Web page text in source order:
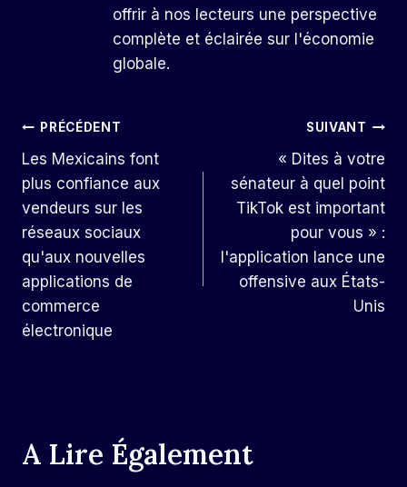
offrir à nos lecteurs une perspective
complète et éclairée sur l'économie
globale.
Navigation
De
L’article
PRÉCÉDENT
Les Mexicains font
plus confiance aux
vendeurs sur les
réseaux sociaux
qu'aux nouvelles
applications de
commerce
électronique
SUIVANT
« Dites à votre
sénateur à quel point
TikTok est important
pour vous » :
l'application lance une
offensive aux États-
Unis
A Lire Également